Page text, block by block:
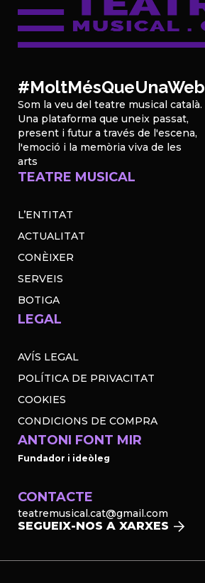
#MoltMésQueUnaWeb
Som la veu del teatre musical català.
Una plataforma que uneix passat,
present i futur a través de l'escena,
l'emoció i la memòria viva de les
arts
TEATRE MUSICAL
L’ENTITAT
ACTUALITAT
CONÈIXER
SERVEIS
BOTIGA
LEGAL
AVÍS LEGAL
POLÍTICA DE PRIVACITAT
COOKIES
CONDICIONS DE COMPRA
ANTONI FONT MIR
Fundador i ideòleg
CONTACTE
teatremusical.cat@gmail.com
SEGUEIX-NOS A XARXES